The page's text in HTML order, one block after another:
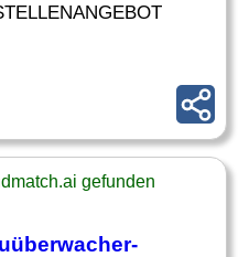
gefunden